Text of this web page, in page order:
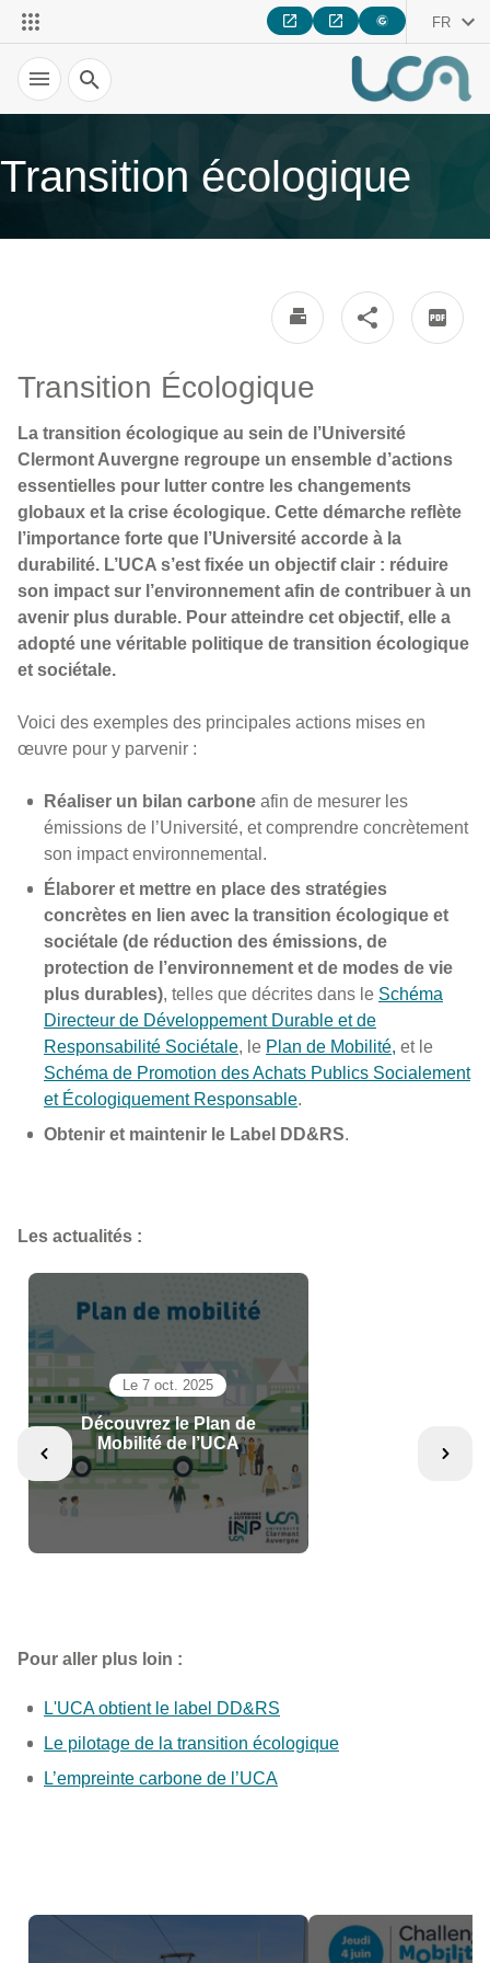
FR
Recherche
Transition écologique
Transition Écologique
La transition écologique au sein de l’Université
Clermont Auvergne regroupe un ensemble d’actions
essentielles pour lutter contre les changements
globaux et la crise écologique. Cette démarche reflète
l’importance forte que l’Université accorde à la
durabilité. L’UCA s’est fixée un objectif clair : réduire
son impact sur l’environnement afin de contribuer à un
avenir plus durable. Pour atteindre cet objectif, elle a
adopté une véritable politique de transition écologique
et sociétale.
Voici des exemples des principales actions mises en
œuvre pour y parvenir :
Réaliser un bilan carbone afin de mesurer les
émissions de l’Université, et comprendre concrètement
son impact environnemental.
Élaborer et mettre en place des stratégies
concrètes en lien avec la transition écologique et
sociétale (de réduction des émissions, de
protection de l’environnement et de modes de vie
plus durables), telles que décrites dans le Schéma
Directeur de Développement Durable et de
Responsabilité Sociétale, le Plan de Mobilité, et le
Schéma de Promotion des Achats Publics Socialement
et Écologiquement Responsable.
Obtenir et maintenir le Label DD&RS.
Les actualités :
Le 7 oct. 2025
Découvrez le Plan de
Mobilité de l’UCA
Pour aller plus loin :
L'UCA obtient le label DD&RS
Le pilotage de la transition écologique
L’empreinte carbone de l’UCA